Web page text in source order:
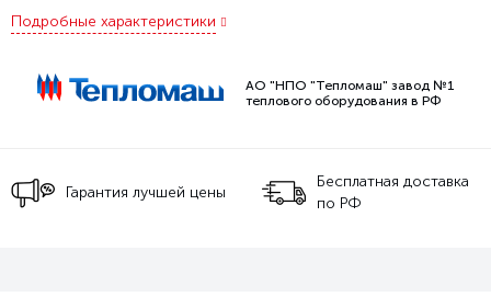
Подробные характеристики
АО "НПО "Тепломаш" завод №1
теплового оборудования в РФ
Гарантия лучшей цены
Бесплатная доставка
по РФ